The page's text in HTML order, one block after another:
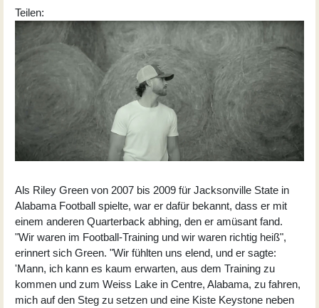
Teilen:
Als Riley Green von 2007 bis 2009 für Jacksonville State in
Alabama Football spielte, war er dafür bekannt, dass er mit
einem anderen Quarterback abhing, den er amüsant fand.
"Wir waren im Football-Training und wir waren richtig heiß",
erinnert sich Green. "Wir fühlten uns elend, und er sagte:
'Mann, ich kann es kaum erwarten, aus dem Training zu
kommen und zum Weiss Lake in Centre, Alabama, zu fahren,
mich auf den Steg zu setzen und eine Kiste Keystone neben